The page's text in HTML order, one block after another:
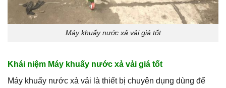
Máy khuấy nước xả vải giá tốt
Khái niệm Máy khuấy nước xả vải giá tốt
Máy khuấy nước xả vải là thiết bị chuyên dụng dùng để